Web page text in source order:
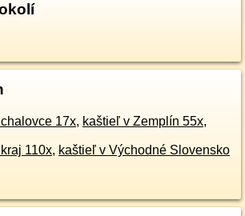
17x, kaštieľ v Zemplín 55x,
110x, kaštieľ v Východné Slovensko